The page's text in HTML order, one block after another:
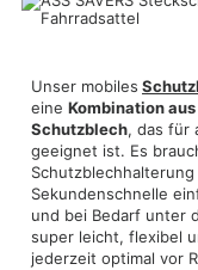
Unser mobiles
eine Kombination
Schutzblech, das für
geeignet ist. Es
Sekundenschnelle
und bei Bedarf unter
super leicht, flexibel
jederzeit optimal vor